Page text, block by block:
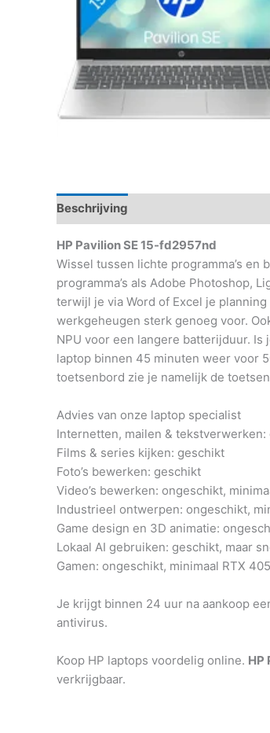
Beschrijving
HP Pavilion SE 15-fd2957nd
Wissel tussen lichte programma’s en
programma’s als Adobe Photoshop,
terwijl je via Word of Excel je
werkgeheugen sterk genoeg voor.
NPU voor een langere batterijduur.
laptop binnen 45 minuten weer voor
toetsenbord zie je namelijk de
Advies van onze laptop specialist
Internetten, mailen & tekstverwerken:
Films & series kijken: geschikt
Foto’s bewerken: geschikt
Video’s bewerken: ongeschikt,
Industrieel ontwerpen: ongeschikt,
Game design en 3D animatie:
Lokaal AI gebruiken: geschikt, maar
Gamen: ongeschikt, minimaal RTX
Je krijgt binnen 24 uur na aankoop
antivirus.
Koop HP laptops voordelig online. HP
verkrijgbaar.